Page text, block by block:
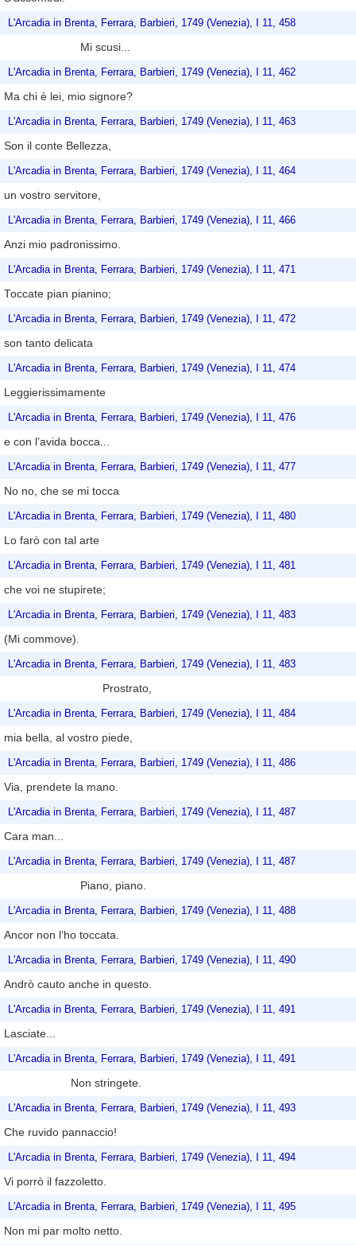
L'Arcadia in Brenta, Ferrara, Barbieri, 1749 (Venezia), I 11, 458
Mi scusi...
L'Arcadia in Brenta, Ferrara, Barbieri, 1749 (Venezia), I 11, 462
Ma chi è lei, mio signore?
L'Arcadia in Brenta, Ferrara, Barbieri, 1749 (Venezia), I 11, 463
Son il conte Bellezza,
L'Arcadia in Brenta, Ferrara, Barbieri, 1749 (Venezia), I 11, 464
un vostro servitore,
L'Arcadia in Brenta, Ferrara, Barbieri, 1749 (Venezia), I 11, 466
Anzi mio padronissimo.
L'Arcadia in Brenta, Ferrara, Barbieri, 1749 (Venezia), I 11, 471
Toccate pian pianino;
L'Arcadia in Brenta, Ferrara, Barbieri, 1749 (Venezia), I 11, 472
son tanto delicata
L'Arcadia in Brenta, Ferrara, Barbieri, 1749 (Venezia), I 11, 474
Leggierissimamente
L'Arcadia in Brenta, Ferrara, Barbieri, 1749 (Venezia), I 11, 476
e con l’avida bocca...
L'Arcadia in Brenta, Ferrara, Barbieri, 1749 (Venezia), I 11, 477
No no, che se mi tocca
L'Arcadia in Brenta, Ferrara, Barbieri, 1749 (Venezia), I 11, 480
Lo farò con tal arte
L'Arcadia in Brenta, Ferrara, Barbieri, 1749 (Venezia), I 11, 481
che voi ne stupirete;
L'Arcadia in Brenta, Ferrara, Barbieri, 1749 (Venezia), I 11, 483
(Mi commove).
L'Arcadia in Brenta, Ferrara, Barbieri, 1749 (Venezia), I 11, 483
Prostrato,
L'Arcadia in Brenta, Ferrara, Barbieri, 1749 (Venezia), I 11, 484
mia bella, al vostro piede,
L'Arcadia in Brenta, Ferrara, Barbieri, 1749 (Venezia), I 11, 486
Via, prendete la mano.
L'Arcadia in Brenta, Ferrara, Barbieri, 1749 (Venezia), I 11, 487
Cara man...
L'Arcadia in Brenta, Ferrara, Barbieri, 1749 (Venezia), I 11, 487
Piano, piano.
L'Arcadia in Brenta, Ferrara, Barbieri, 1749 (Venezia), I 11, 488
Ancor non l’ho toccata.
L'Arcadia in Brenta, Ferrara, Barbieri, 1749 (Venezia), I 11, 490
Andrò cauto anche in questo.
L'Arcadia in Brenta, Ferrara, Barbieri, 1749 (Venezia), I 11, 491
Lasciate...
L'Arcadia in Brenta, Ferrara, Barbieri, 1749 (Venezia), I 11, 491
Non stringete.
L'Arcadia in Brenta, Ferrara, Barbieri, 1749 (Venezia), I 11, 493
Che ruvido pannaccio!
L'Arcadia in Brenta, Ferrara, Barbieri, 1749 (Venezia), I 11, 494
Vi porrò il fazzoletto.
L'Arcadia in Brenta, Ferrara, Barbieri, 1749 (Venezia), I 11, 495
Non mi par molto netto.